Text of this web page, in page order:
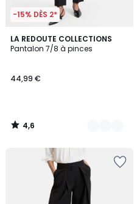
-15% DÈS 2*
LA REDOUTE COLLECTIONS
Pantalon 7/8 à pinces
44,99 €
4,6
/ 5
2
Couleurs
4,6
/